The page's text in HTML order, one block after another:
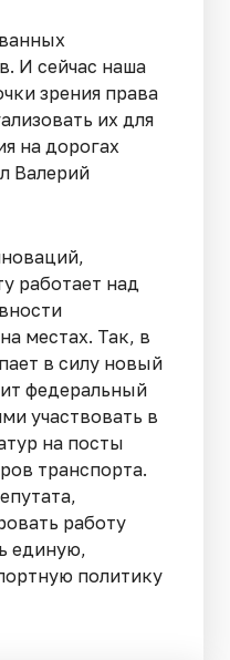
И сейчас наша
зрения права
их для
на дорогах
Валерий
работает над
местах. Так, в
в силу новый
федеральный
участвовать в
на посты
транспорта.
работу
единую,
политику